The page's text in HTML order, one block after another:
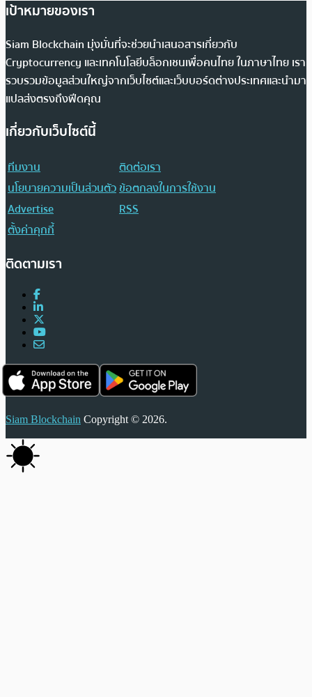
เป้าหมายของเรา
Siam Blockchain มุ่งมั่นที่จะช่วยนำเสนอสารเกี่ยวกับ
Cryptocurrency และเทคโนโลยีบล็อกเชนเพื่อคนไทย ในภาษาไทย เรา
รวบรวมข้อมูลส่วนใหญ่จากเว็บไซต์และเว็บบอร์ดต่างประเทศและนำมา
แปลส่งตรงถึงฟีดคุณ
เกี่ยวกับเว็บไซต์นี้
ทีมงาน
ติดต่อเรา
นโยบายความเป็นส่วนตัวข้อตกลงในการใช้งาน
Advertise
RSS
ตั้งค่าคุกกี้
ติดตามเรา
Siam Blockchain Copyright © 2026.